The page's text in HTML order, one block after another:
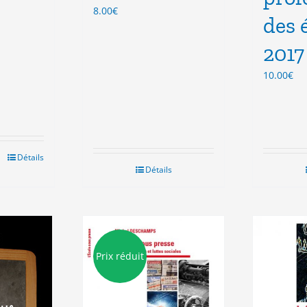
Détails
8.00€
Détails
des
2017
10.00€
Prix réduit